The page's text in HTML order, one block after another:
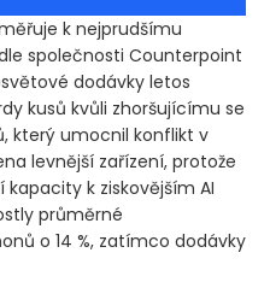
k nejprudšímu
společnosti Counterpoint
dodávky letos
kusů kvůli zhoršujícímu se
který umocnil konflikt v
levnější zařízení, protože
k ziskovějším AI
průměrné
o 14 %, zatímco dodávky